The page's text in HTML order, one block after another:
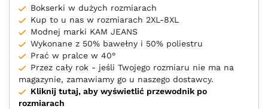
Bokserki w dużych rozmiarach
Kup to u nas w rozmiarach 2XL-8XL
Modnej marki KAM JEANS
Wykonane z 50% bawełny i 50% poliestru
Prać w pralce w 40°
Przez cały rok - jeśli Twojego rozmiaru nie ma na
magazynie, zamawiamy go u naszego dostawcy.
Kliknij tutaj, aby wyświetlić przewodnik po
rozmiarach